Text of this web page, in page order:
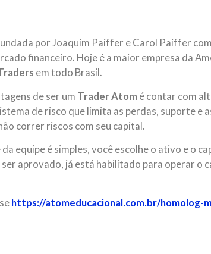
por Joaquim Paiffer e Carol Paiffer
financeiro. Hoje é a maior empresa da
em todo Brasil.
de ser um TraderAtom é contar com
de risco que limita as perdas, suporte e
correr riscos com seu capital.
equipe é simples, você escolhe o ativo e o
ser aprovado, já está habilitado para operar o
https://atomeducacional.com.br/homolog-